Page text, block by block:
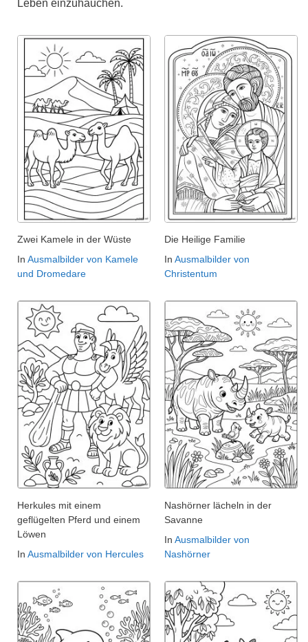
Leben einzuhauchen.
Zwei Kamele in der Wüste
In Ausmalbilder von Kamele
und Dromedare
Die Heilige Familie
In Ausmalbilder von
Christentum
Herkules mit einem
geflügelten Pferd und einem
Löwen
In Ausmalbilder von Hercules
Nashörner lächeln in der
Savanne
In Ausmalbilder von
Nashörner